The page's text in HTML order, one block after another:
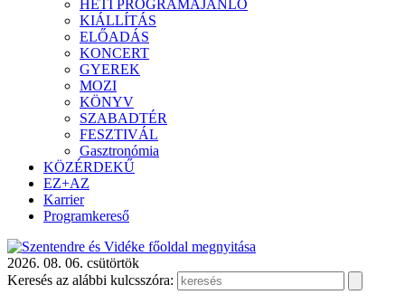
HETI PROGRAMAJÁNLÓ
KIÁLLÍTÁS
ELŐADÁS
KONCERT
GYEREK
MOZI
KÖNYV
SZABADTÉR
FESZTIVÁL
Gasztronómia
KÖZÉRDEKŰ
EZ+AZ
Karrier
Programkereső
2026. 08. 06. csütörtök
Keresés az alábbi kulcsszóra: